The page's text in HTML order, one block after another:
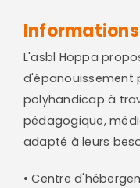
L'asbl Hoppa
d'épanouissement
polyhandicap à
pédagogique,
adapté à leurs
• Centre